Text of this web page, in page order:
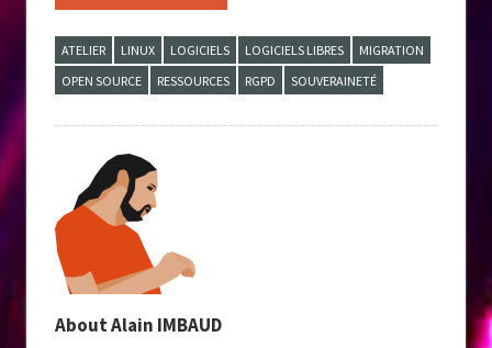
ATELIER LINUX LOGICIELS LOGICIELS LIBRES
MIGRATION
OPEN SOURCE
RESSOURCES RGPD SOUVERAINETÉ
AboutAlain IMBAUD